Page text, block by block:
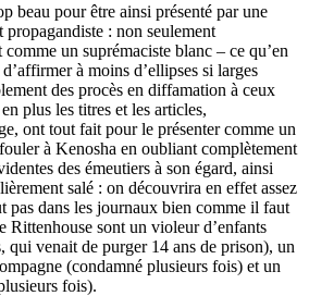
beau pour être ainsi présenté par une
propagandiste : non seulement
comme un suprémaciste blanc – ce qu’en
à moins d’ellipses si larges
des procès en diffamation à ceux
plus les titres et les articles,
ont tout fait pour le présenter comme un
à Kenosha en oubliant complètement
des émeutiers à son égard, ainsi
salé : on découvrira en effet assez
pas dans les journaux bien comme il faut
Rittenhouse sont un violeur d’enfants
qui venait de purger 14 ans de prison), un
(condamné plusieurs fois) et un
fois).